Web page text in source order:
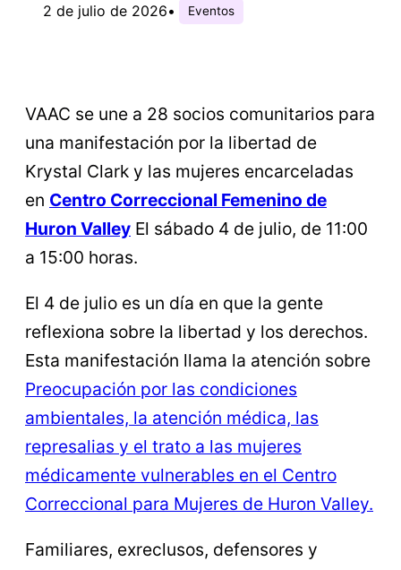
2 de julio de 2026• Eventos
VAAC se une a 28 socios comunitarios para
una manifestación por la libertad de
Krystal Clark y las mujeres encarceladas
en Centro Correccional Femenino de
Huron Valley El sábado 4 de julio, de 11:00
a 15:00 horas.
El 4 de julio es un día en que la gente
reflexiona sobre la libertad y los derechos.
Esta manifestación llama la atención sobre
Preocupación por las condiciones
ambientales, la atención médica, las
represalias y el trato a las mujeres
médicamente vulnerables en el Centro
Correccional para Mujeres de Huron Valley.
Familiares, exreclusos, defensores y